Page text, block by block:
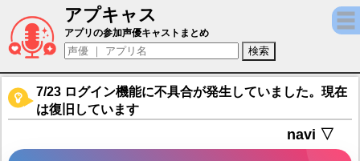
アプキャス
サンガー（声優：音羽里奏)【忘却前夜】キ
アプリの参加声優キャストまとめ
7/23 ログイン機能に不具合が発生していました。現在
は復旧しています
navi ▽